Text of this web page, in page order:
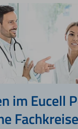
im Eucell
Fachkreise